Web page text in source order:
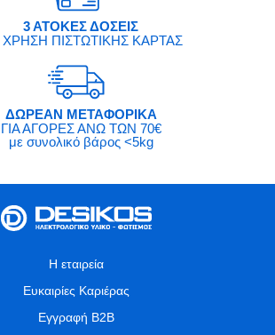
3 ΑΤΟΚΕΣ ΔΟΣΕΙΣ
ΠΙΣΤΩΤΙΚΗΣ ΚΑΡΤΑΣ
ΔΩΡΕΑΝ ΜΕΤΑΦΟΡΙΚΑ
ΓΙΑ ΑΓΟΡΕΣ ΑΝΩ ΤΩΝ 70€
με συνολικό βάρος <5kg
Η εταιρεία
Ευκαιρίες Καριέρας
Εγγραφή B2B